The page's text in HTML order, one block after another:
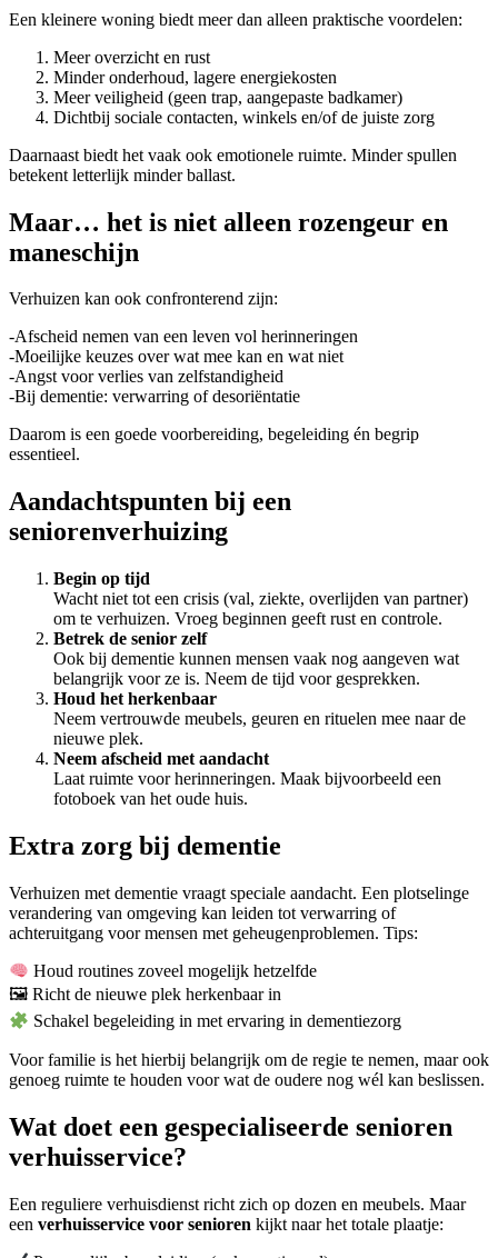
Een kleinere woning biedt meer dan alleen praktische voordelen:
Meer overzicht en rust
Minder onderhoud, lagere energiekosten
Meer veiligheid (geen trap, aangepaste badkamer)
Dichtbij sociale contacten, winkels en/of de juiste zorg
Daarnaast biedt het vaak ook emotionele ruimte. Minder spullen
betekent letterlijk minder ballast.
Maar… het is niet alleen rozengeur en
maneschijn
Verhuizen kan ook confronterend zijn:
-Afscheid nemen van een leven vol herinneringen
-Moeilijke keuzes over wat mee kan en wat niet
-Angst voor verlies van zelfstandigheid
-Bij dementie: verwarring of desoriëntatie
Daarom is een goede voorbereiding, begeleiding én begrip
essentieel.
Aandachtspunten bij een
seniorenverhuizing
Begin op tijd
Wacht niet tot een crisis (val, ziekte, overlijden van partner)
om te verhuizen. Vroeg beginnen geeft rust en controle.
Betrek de senior zelf
Ook bij dementie kunnen mensen vaak nog aangeven wat
belangrijk voor ze is. Neem de tijd voor gesprekken.
Houd het herkenbaar
Neem vertrouwde meubels, geuren en rituelen mee naar de
nieuwe plek.
Neem afscheid met aandacht
Laat ruimte voor herinneringen. Maak bijvoorbeeld een
fotoboek van het oude huis.
Extra zorg bij dementie
Verhuizen met dementie vraagt speciale aandacht. Een plotselinge
verandering van omgeving kan leiden tot verwarring of
achteruitgang voor mensen met geheugenproblemen. Tips:
Houd routines zoveel mogelijk hetzelfde
🖼 Richt de nieuwe plek herkenbaar in
Schakel begeleiding in met ervaring in dementiezorg
Voor familie is het hierbij belangrijk om de regie te nemen, maar ook
genoeg ruimte te houden voor wat de oudere nog wél kan beslissen.
Wat doet een gespecialiseerde senioren
verhuisservice?
Een reguliere verhuisdienst richt zich op dozen en meubels. Maar
een verhuisservice voor senioren kijkt naar het totale plaatje: